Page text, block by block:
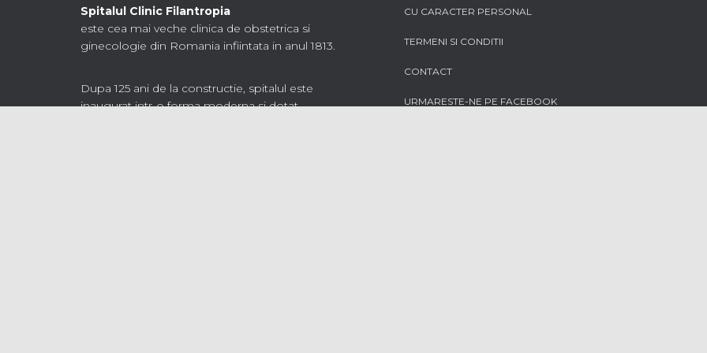
Spitalul Clinic Filantropia
este cea mai veche clinica de obstetrica si
ginecologie din Romania infiintata in anul 1813.
Dupa 125 ani de la constructie, spitalul este
inaugurat intr-o forma moderna si dotat
CU CARACTER PERSONAL
TERMENI SI CONDITII
CONTACT
URMARESTE-NE PE FACEBOOK